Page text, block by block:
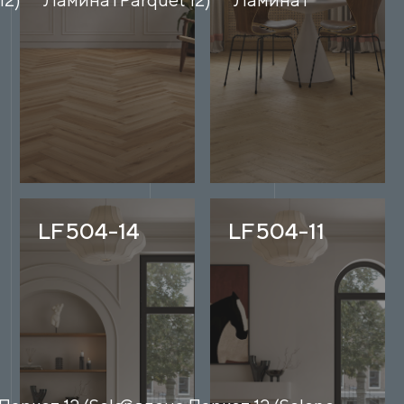
LF504-14 LF504-11